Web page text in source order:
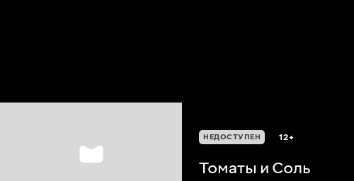
НЕДОСТУПЕН 12+
Томаты и Соль